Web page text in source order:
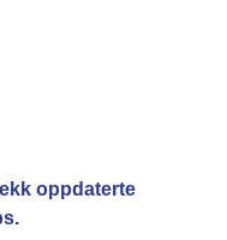
oppdaterte